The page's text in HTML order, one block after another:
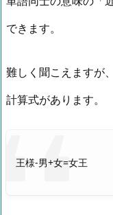
できます。
難しく聞こえますが
計算式があります。
王様-男+女=女王